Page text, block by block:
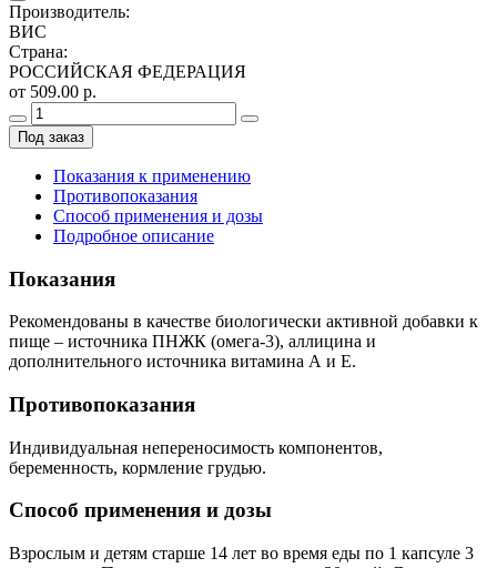
Производитель:
ВИС
Страна:
РОССИЙСКАЯ ФЕДЕРАЦИЯ
от 509.00 р.
Под заказ
Показания к применению
Противопоказания
Способ применения и дозы
Подробное описание
Показания
Рекомендованы в качестве биологически активной добавки к
пище – источника ПНЖК (омега-3), аллицина и
дополнительного источника витамина А и Е.
Противопоказания
Индивидуальная непереносимость компонентов,
беременность, кормление грудью.
Способ применения и дозы
Взрослым и детям старше 14 лет во время еды по 1 капсуле 3